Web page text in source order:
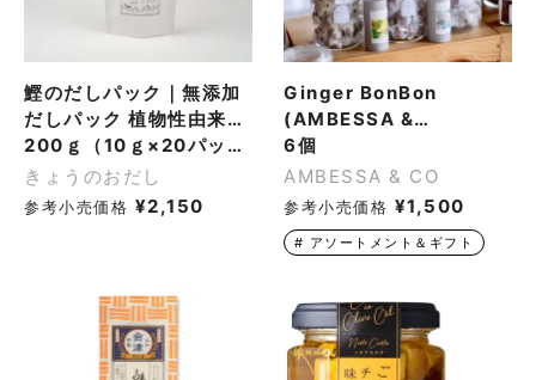
鰹のだしパック｜無添加
だしパック 植物性由来の
不織布使用｜芳醇な香り
とうま味が合わさった上
品なお出汁
200ｇ（10ｇ×20パック）5個単位
きょうのおだし
参考小売価格 ¥2,150
Ginger BonBon
(AMBESSA &
MITOSAYA)
6個
AMBESSA & CO
参考小売価格 ¥1,500
# アソートメント＆ギフト